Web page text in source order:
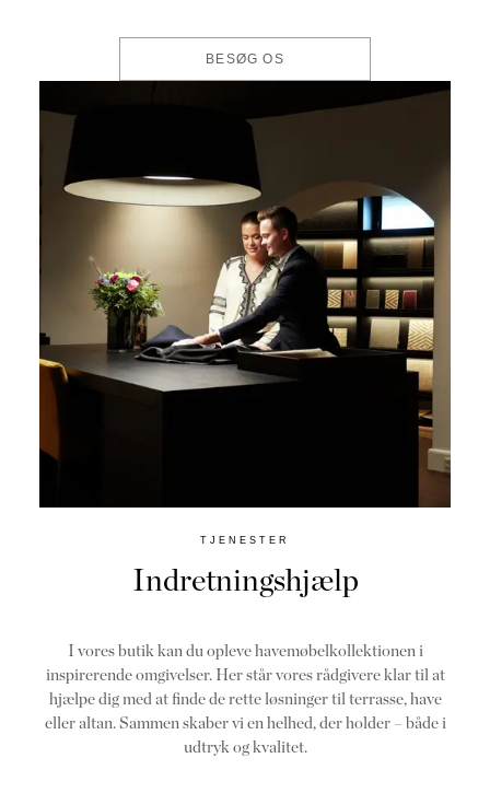
BESØG OS
TJENESTER
Indretningshjælp
I vores butik kan du opleve havemøbelkollektionen i
inspirerende omgivelser. Her står vores rådgivere klar til at
hjælpe dig med at finde de rette løsninger til terrasse, have
eller altan. Sammen skaber vi en helhed, der holder – både i
udtryk og kvalitet.